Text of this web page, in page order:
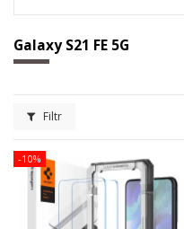
Galaxy S21 FE 5G
Filtr
-10%